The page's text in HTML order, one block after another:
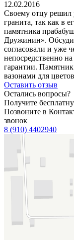
12.02.2016
Своему отцу решил
гранита, так как в
памятника
Дружинин».
согласовали и уже
непосредственно
гарантии.
вазонами для
Оставить отзыв
Остались вопросы?
Получите
Позвоните в
звонок
8 (910) 4402940